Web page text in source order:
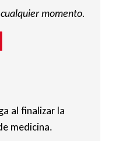
momento.
al finalizar la
medicina.